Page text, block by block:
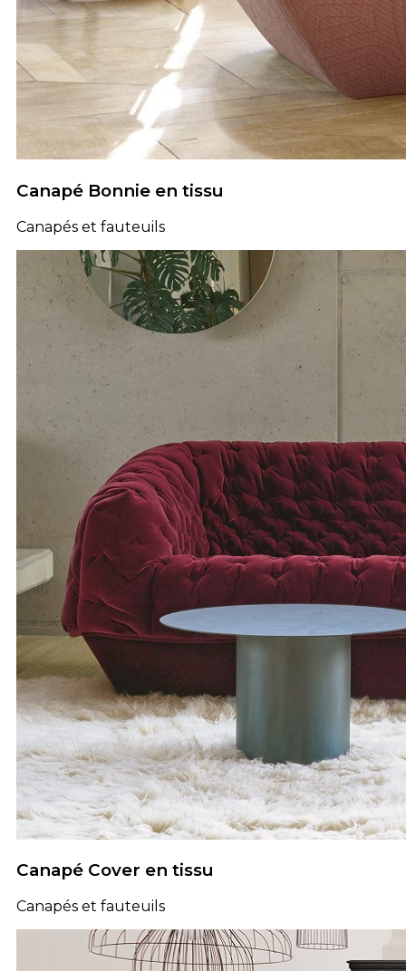
Canapé Bonnie en tissu
Canapés et fauteuils
Canapé Cover en tissu
Canapés et fauteuils